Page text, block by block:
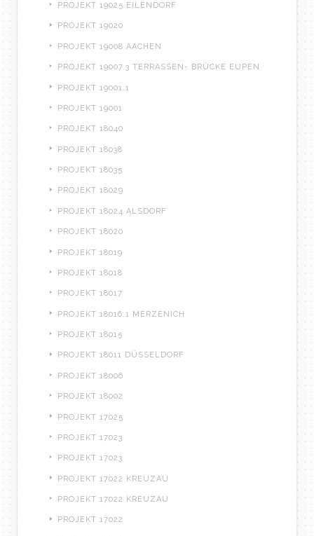
PROJEKT 19025 EILENDORF
PROJEKT 19020
PROJEKT 19008 AACHEN
PROJEKT 19007.3 TERRASSEN- BRÜCKE EUPEN
PROJEKT 19001.1
PROJEKT 19001
PROJEKT 18040
PROJEKT 18038
PROJEKT 18035
PROJEKT 18029
PROJEKT 18024 ALSDORF
PROJEKT 18020
PROJEKT 18019
PROJEKT 18018
PROJEKT 18017
PROJEKT 18016.1 MERZENICH
PROJEKT 18015
PROJEKT 18011 DÜSSELDORF
PROJEKT 18006
PROJEKT 18002
PROJEKT 17025
PROJEKT 17023
PROJEKT 17023
PROJEKT 17022 KREUZAU
PROJEKT 17022 KREUZAU
PROJEKT 17022